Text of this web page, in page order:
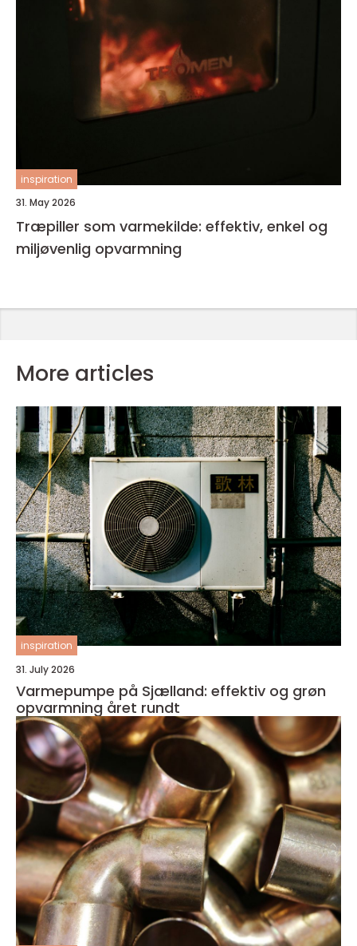
inspiration
31. May 2026
Træpiller som varmekilde: effektiv, enkel og
miljøvenlig opvarmning
More articles
inspiration
31. July 2026
Varmepumpe på Sjælland: effektiv og grøn
opvarmning året rundt